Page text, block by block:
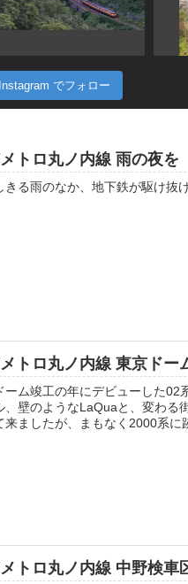
Instagram でフォロー
トロ丸ノ内線 雨の夜を
きる雨のなか、地下鉄が駆け抜け
トロ丸ノ内線 東京ドー
ーム竣工の年にデビューした02
、壁のようなLaQuaと、変わる
来ましたが、まもなく2000系に
トロ丸ノ内線 中野検車